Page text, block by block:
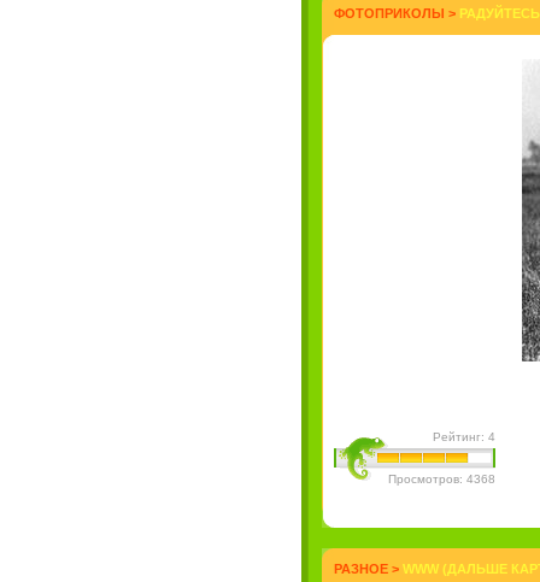
ФОТОПРИКОЛЫ >
Рейтинг: 4
Просмотров: 4368
РАЗНОЕ > WWW (ДАЛЬШЕ